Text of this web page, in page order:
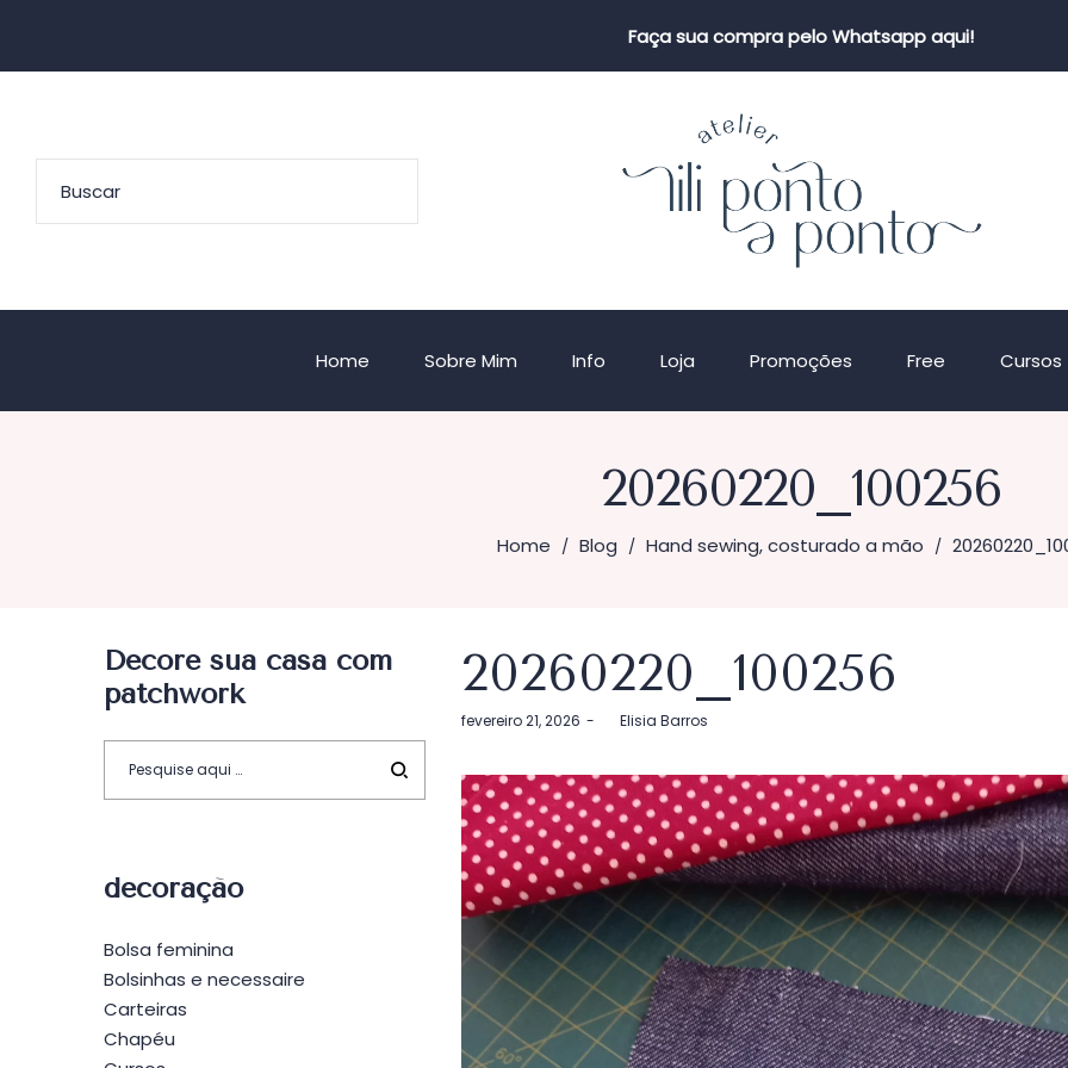
Faça sua compra pelo Whatsapp aqui!
Home Sobre Mim Info Loja Promoções Free Cursos
20260220_100256
Home / Blog / Hand sewing, costurado a mão /
20260220_100256
Postado
fevereiro 21, 2026 byElisia Barros
Decore sua casa com
patchwork
decoração
Bolsa feminina
Bolsinhas e necessaire
Carteiras
Chapéu